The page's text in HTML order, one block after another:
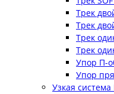
Трек
Трек
Трек
Трек
Упор П-
Упор
Узкая система